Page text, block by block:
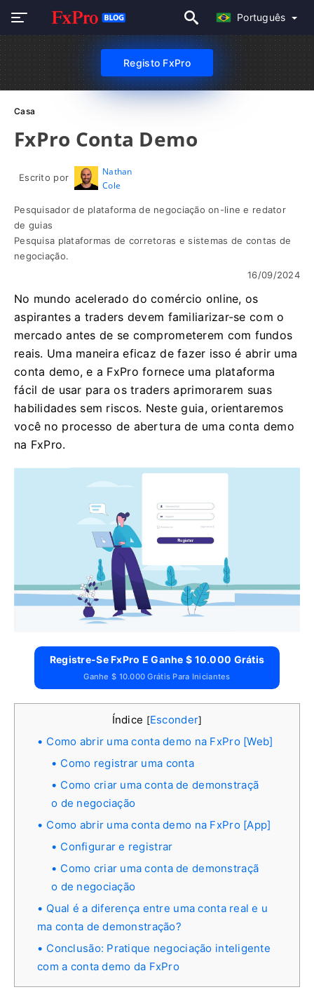
Português
Registo FxPro
Casa
FxPro Conta Demo
Escrito por
Nathan
Cole
Pesquisador de plataforma de negociação on-line e redator
de guias
Pesquisa plataformas de corretoras e sistemas de contas de
negociação.
16/09/2024
No mundo acelerado do comércio online, os
aspirantes a traders devem familiarizar-se com o
mercado antes de se comprometerem com fundos
reais. Uma maneira eficaz de fazer isso é abrir uma
conta demo, e a FxPro fornece uma plataforma
fácil de usar para os traders aprimorarem suas
habilidades sem riscos. Neste guia, orientaremos
você no processo de abertura de uma conta demo
na FxPro.
Registre-Se FxPro E Ganhe $ 10.000 Grátis
Ganhe $ 10.000 Grátis Para Iniciantes
Índice [Esconder]
Como abrir uma conta demo na FxPro [Web]
Como registrar uma conta
Como criar uma conta de demonstraçã
o de negociação
Como abrir uma conta demo na FxPro [App]
Configurar e registrar
Como criar uma conta de demonstraçã
o de negociação
Qual é a diferença entre uma conta real e u
ma conta de demonstração?
Conclusão: Pratique negociação inteligente
com a conta demo da FxPro